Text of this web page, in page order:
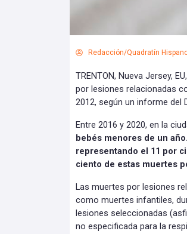
Redacción/Quadratín
TRENTON, Nueva Jersey,
por lesiones relacionadas
2012, según un informe del
Entre 2016 y 2020, en la
bebés menores de un
representando el 11 por
ciento de estas muertes
Las muertes por lesiones
como muertes infantiles,
lesiones seleccionadas
no especificada para la